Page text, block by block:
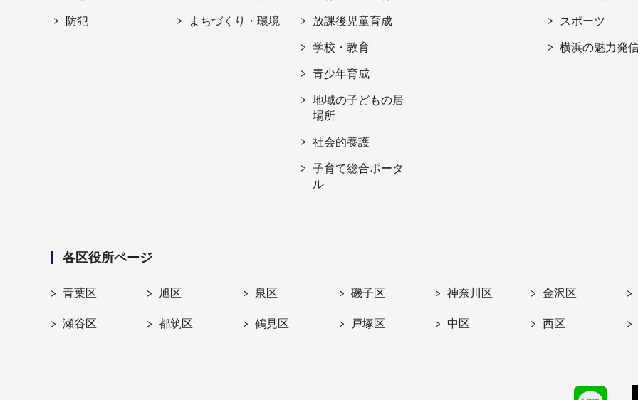
防犯 まちづくり・環境 放課後児童育成
学校・教育
青少年育成
地域の子どもの居
場所
社会的養護
子育て総合ポータ
ル
スポーツ
横浜の魅力発
各区役所ページ
青葉区 旭区 泉区 磯子区 神奈川区 金沢区
瀬谷区 都筑区 鶴見区 戸塚区 中区 西区